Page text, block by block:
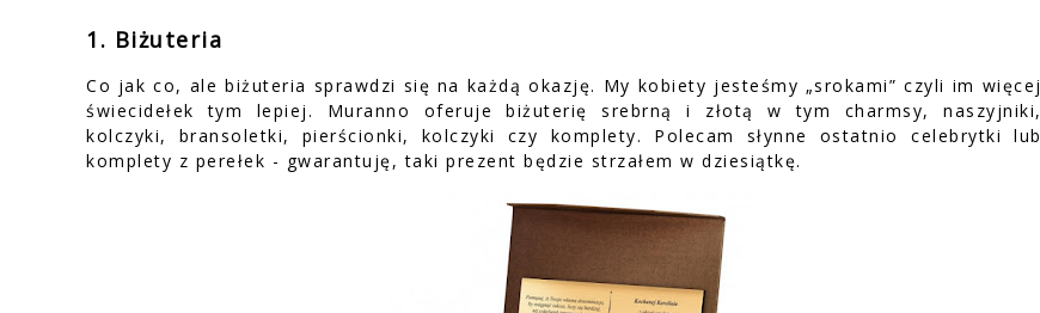
1. Biżuteria
Co jak co, ale biżuteria sprawdzi się na każdą okazję. My kobiety jesteśmy „srokami” czyli im więcej
świecidełek tym lepiej. Muranno oferuje biżuterię srebrną i złotą w tym charmsy, naszyjniki,
kolczyki, bransoletki, pierścionki, kolczyki czy komplety. Polecam słynne ostatnio celebrytki lub
komplety z perełek - gwarantuję, taki prezent będzie strzałem w dziesiątkę.